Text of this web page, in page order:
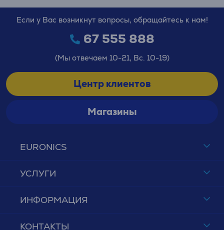
EURONICS
УСЛУГИ
ИНФОРМАЦИЯ
КОНТАКТЫ
Если у Вас возникнут вопросы, обращайтесь к нам!
67 555 888
(Мы отвечаем 10-21, Вс. 10-19)
Центр клиентов
Магазины